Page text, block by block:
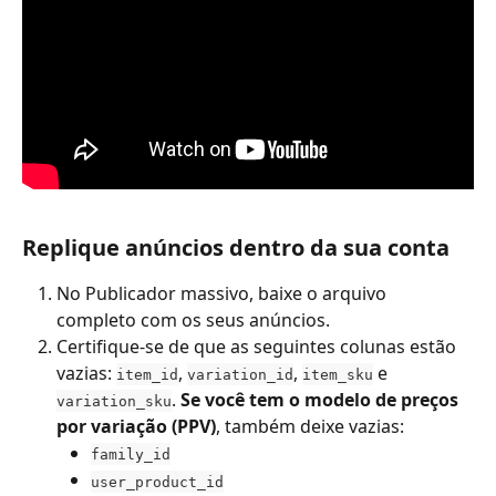
Replique anúncios dentro da sua conta
No Publicador massivo, baixe o arquivo
completo com os seus anúncios.
Certifique-se de que as seguintes colunas estão
vazias: item_id , variation_id , item_sku e
variation_sku. Se você tem o modelo de preços
por variação (PPV), também deixe vazias:
family_id
user_product_id